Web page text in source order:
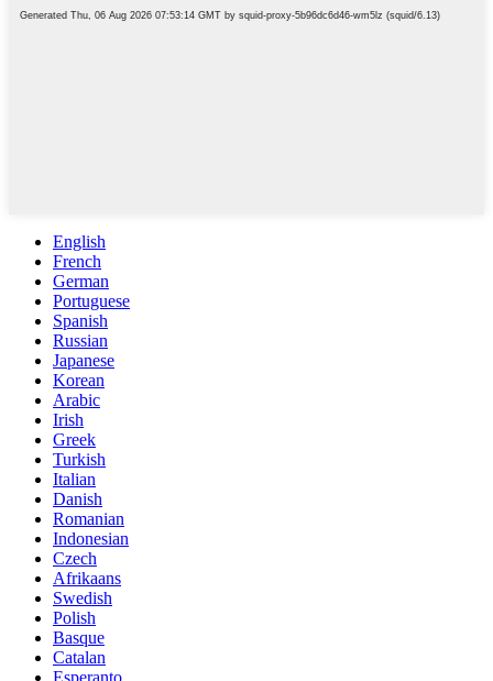
English
French
German
Portuguese
Spanish
Russian
Japanese
Korean
Arabic
Irish
Greek
Turkish
Italian
Danish
Romanian
Indonesian
Czech
Afrikaans
Swedish
Polish
Basque
Catalan
Esperanto